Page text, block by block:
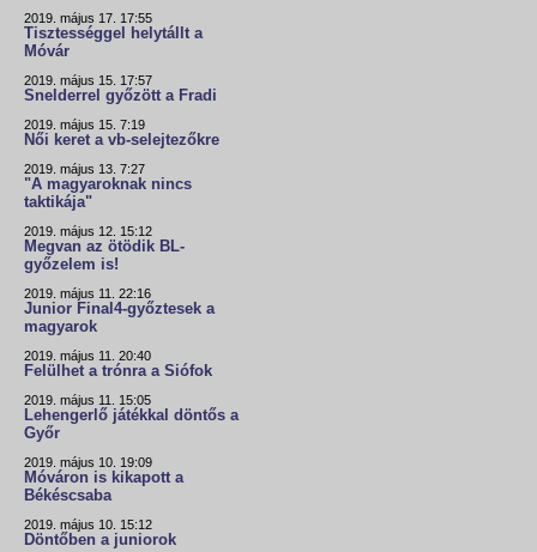
2019. május 17. 17:55
Tisztességgel helytállt a
Móvár
2019. május 15. 17:57
Snelderrel győzött a Fradi
2019. május 15. 7:19
Női keret a vb-selejtezőkre
2019. május 13. 7:27
"A magyaroknak nincs
taktikája"
2019. május 12. 15:12
Megvan az ötödik BL-
győzelem is!
2019. május 11. 22:16
Junior Final4-győztesek a
magyarok
2019. május 11. 20:40
Felülhet a trónra a Siófok
2019. május 11. 15:05
Lehengerlő játékkal döntős a
Győr
2019. május 10. 19:09
Móváron is kikapott a
Békéscsaba
2019. május 10. 15:12
Döntőben a juniorok